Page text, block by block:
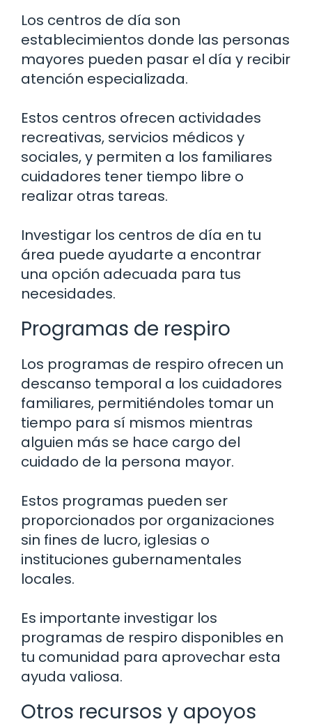
Los centros de día son
establecimientos donde las personas
mayores pueden pasar el día y recibir
atención especializada.
Estos centros ofrecen actividades
recreativas, servicios médicos y
sociales, y permiten a los familiares
cuidadores tener tiempo libre o
realizar otras tareas.
Investigar los centros de día en tu
área puede ayudarte a encontrar
una opción adecuada para tus
necesidades.
Programas de respiro
Los programas de respiro ofrecen un
descanso temporal a los cuidadores
familiares, permitiéndoles tomar un
tiempo para sí mismos mientras
alguien más se hace cargo del
cuidado de la persona mayor.
Estos programas pueden ser
proporcionados por organizaciones
sin fines de lucro, iglesias o
instituciones gubernamentales
locales.
Es importante investigar los
programas de respiro disponibles en
tu comunidad para aprovechar esta
ayuda valiosa.
Otros recursos y apoyos